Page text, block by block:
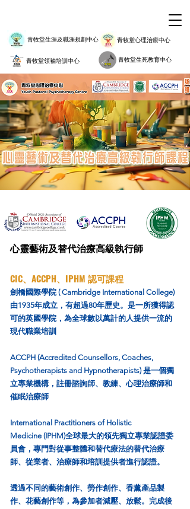
青牧堂生涯及職涯規劃中心 青牧堂心理治療中心
青牧堂領袖培訓中心 青牧堂生死教育中心
心靈藝術及替代治療高級執行師
CIC、ACCPH、IPHM 認可課程
劍橋國際學院 ( Cambridge International College)
由1935年成立，有超過80年歷史。是一所獲得認
可的英國學院，為全球數以萬計的人提供一流的
現代職業培訓
ACCPH (Accredited Counsellors, Coaches,
Psychotherapists and Hypnotherapists) 是一個獨
立專業機構，註冊諮詢師、教練、心理治療師和
催眠治療師
International Practitioners of Holistic
Medicine (IPHM)全球最大的領先獨立專業認證委
員會，專門對從事整體和替代療法的替代治療
師、從業者、治療師和培訓提供者進行認證。
透過不同的藝術創作、勞作創作、香薰產品製
作、花藝創作等，為參加者減壓、放鬆。完成後